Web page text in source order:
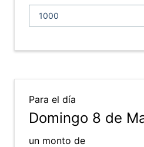
Para el día
Domingo 8 de
un monto de